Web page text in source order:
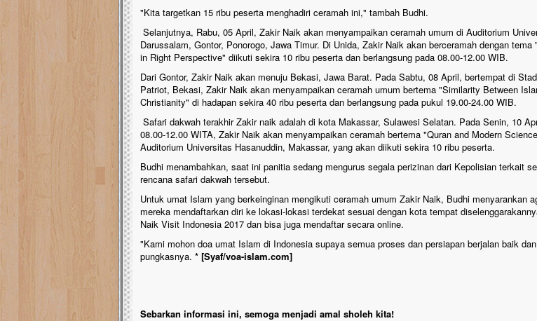
"Kita targetkan 15 ribu peserta menghadiri ceramah ini," tambah Budhi.
Selanjutnya, Rabu, 05 April, Zakir Naik akan menyampaikan ceramah umum di Auditorium
Darussalam, Gontor, Ponorogo, Jawa Timur. Di Unida, Zakir Naik akan berceramah dengan tema
in Right Perspective" diikuti sekira 10 ribu peserta dan berlangsung pada 08.00-12.00 WIB.
Dari Gontor, Zakir Naik akan menuju Bekasi, Jawa Barat. Pada Sabtu, 08 April, bertempat di
Patriot, Bekasi, Zakir Naik akan menyampaikan ceramah umum bertema "Similarity Between
Christianity" di hadapan sekira 40 ribu peserta dan berlangsung pada pukul 19.00-24.00 WIB.
Safari dakwah terakhir Zakir naik adalah di kota Makassar, Sulawesi Selatan. Pada Senin, 10
08.00-12.00 WITA, Zakir Naik akan menyampaikan ceramah bertema "Quran and Modern
Auditorium Universitas Hasanuddin, Makassar, yang akan diikuti sekira 10 ribu peserta.
Budhi menambahkan, saat ini panitia sedang mengurus segala perizinan dari Kepolisian terkait
rencana safari dakwah tersebut.
Untuk umat Islam yang berkeinginan mengikuti ceramah umum Zakir Naik, Budhi menyarankan
mereka mendaftarkan diri ke lokasi-lokasi terdekat sesuai dengan kota tempat
Naik Visit Indonesia 2017 dan bisa juga mendaftar secara online.
"Kami mohon doa umat Islam di Indonesia supaya semua proses dan persiapan berjalan baik
pungkasnya. * [Syaf/voa-islam.com]
Sebarkan informasi ini, semoga menjadi amal sholeh kita!